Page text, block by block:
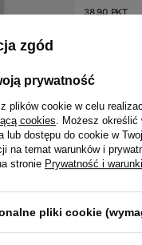
38.90PKT
Milaton
jasny
38,90 zł
zgód
prywatność
plików cookie w celu
cookies . Możesz określić
lub dostępu do cookie w
na temat warunków i
stronie Prywatność i
pliki cookie